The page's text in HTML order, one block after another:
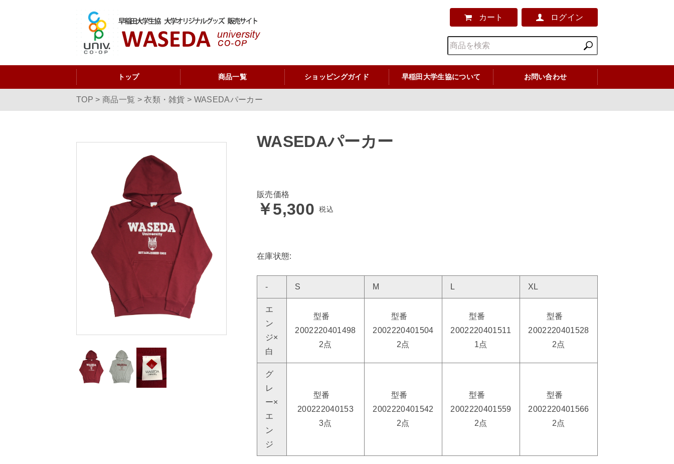
カート ログイン
トップ 商品一覧 ショッピングガイド 早稲田大学生協について お問い合わせ
TOP > 商品一覧 >衣類・雑貨 > WASEDAパーカー
WASEDAパーカー
販売価格
￥5,300 税込
在庫状態:
- S M L XL
エ
ン
ジ×
白
型番
2002220401498
2点
型番
2002220401504
2点
型番
2002220401511
1点
型番
2002220401528
2点
グ
レ
ー×
エ
ン
ジ
型番
200222040153
3点
型番
2002220401542
2点
型番
2002220401559
2点
型番
2002220401566
2点